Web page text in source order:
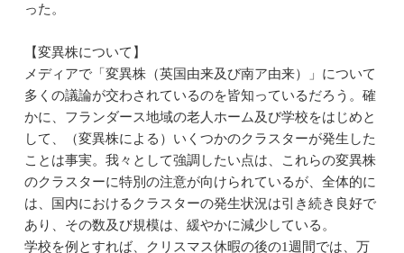
った。
【変異株について】
メディアで「変異株（英国由来及び南ア由来）」について
多くの議論が交わされているのを皆知っているだろう。確
かに、フランダース地域の老人ホーム及び学校をはじめと
して、（変異株による）いくつかのクラスターが発生した
ことは事実。我々として強調したい点は、これらの変異株
のクラスターに特別の注意が向けられているが、全体的に
は、国内におけるクラスターの発生状況は引き続き良好で
あり、その数及び規模は、緩やかに減少している。
学校を例とすれば、クリスマス休暇の後の1週間では、万